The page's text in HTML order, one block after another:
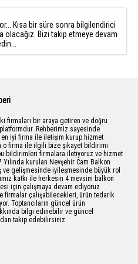
dönüşmesi için cam
dekorasyon fikirlerimize göz
cam balkon yaptırmaya karar
ağı geniş bir firma tercihe
bir cam balkon ürünü var ise
yönelebilirsiniz. Güvenliği
çalışabilecek bir Avanos cam
şartlar(Lojistik, çalışma alanı
ve balkonunuzun şekline
300 TL arasında değişmektedir.
hatasız üretilmesi ve Sistemin
kötü bir işçilik,bu sistem ve
ulaşamayacakları üst kilit
olmalıdır. Alt kilit ve
ilk kanadında çocuk kilidi
şimdiden teşekkürler.
balkon yaptırmak istiyorum.
geçirmeyen açılır cam balkon
650 cm uzunluğunda balkon
cam balkon ile korkuluk
n evsehire geliyor musunuz
teklifi alabilirmiyim
cm en
Kısa bir süre sonra bilgilendirici
olacağız. Bizi takip etmeye devam
firmaları bir araya getiren ve doğru
Rehberimiz sayesinde
iyi firma ile iletişim kurup hizmet
firma ile ilgili bize şikayet bildirimi
bildirimleri firmalara iletiyoruz ve hizmet
kurulan Nevşehir Cam Balkon
gelişmesinde iyileşmesinde büyük rol
katkı ile herkesin 4 mevsim balkon
için çalışmaya devam ediyoruz.
firmalar çalışabilecekleri, ürün tedarik
Toptancıların güncel ürün
bilgi edinebilir ve güncel
takip edebilirsiniz.